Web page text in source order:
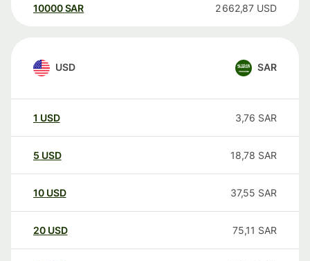
10000 SAR 2 662,87 USD
USD SAR
1 USD 3,76 SAR
5 USD 18,78 SAR
10 USD 37,55 SAR
20 USD 75,11 SAR